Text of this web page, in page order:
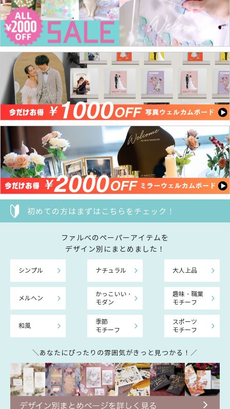
初めての方はまずはこちらをチェック！
ファルべのペーパーアイテムを
デザイン別にまとめました！
シンプル ナチュラル 大人上品
メルヘン
かっこいい・
モダン
趣味・職業
モチーフ
和風
季節
モチーフ
スポーツ
モチーフ
＼あなたにぴったりの雰囲気がきっと見つかる！／